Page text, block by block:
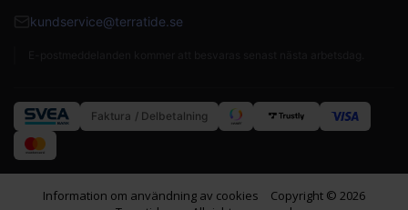
kundservice@terratide.se
Faktura / Delbetalning
Information om användning av cookies
Copyright © 2026